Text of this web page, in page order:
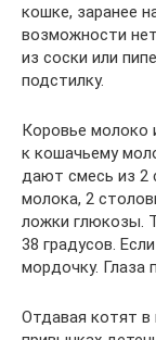
кошке, заранее
возможности
из соски или
подстилку.
Коровье молоко
к кошачьему
дают смесь из 2
молока, 2
ложки глюкозы.
38 градусов.
мордочку. Глаза
Отдавая котят